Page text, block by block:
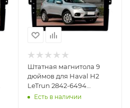
Штатная магнитола 9
дюймов для Haval H2
LeTrun 2842-6494
Android 12 UIS8581A
Есть в наличии